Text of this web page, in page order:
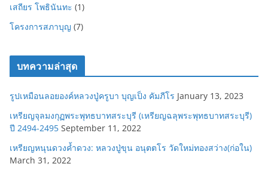
เสถียร โพธินันทะ (1)
โครงการสภาบุญ (7)
บทความล่าสุด
รูปเหมือนลอยองค์หลวงปู่ครูบา บุญเป็ง คัมภีโร January 13, 2023
เหรียญจุลมงกุฏพระพุทธบาทสระบุรี (เหรียญฉลุพระพุทธบาทสระบุรี)
ปี 2494-2495 September 11, 2022
เหรียญหนุนดวงค้ำดวง: หลวงปู่ขุน อนุตตโร วัดใหม่ทองสว่าง(ก่อใน)
March 31, 2022